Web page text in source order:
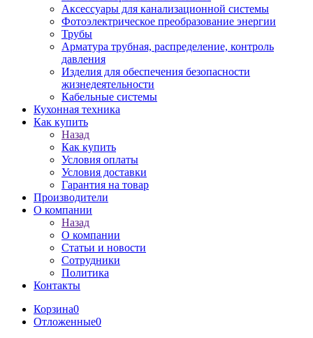
Аксессуары для канализационной системы
Фотоэлектрическое преобразование энергии
Трубы
Арматура трубная, распределение, контроль
давления
Изделия для обеспечения безопасности
жизнедеятельности
Кабельные системы
Кухонная техника
Как купить
Назад
Как купить
Условия оплаты
Условия доставки
Гарантия на товар
Производители
О компании
Назад
О компании
Статьи и новости
Сотрудники
Политика
Контакты
Корзина0
Отложенные0